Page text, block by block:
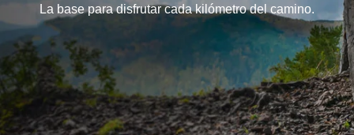
La base para disfrutar cada kilómetro del camino.